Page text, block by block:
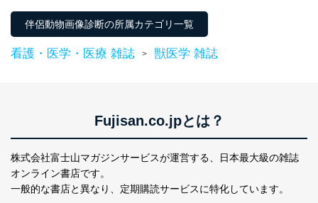
伴侶動物画像診断の所属カテゴリ一覧
看護・医学・医療 雑誌 > 獣医学 雑誌
Fujisan.co.jpとは？
株式会社富士山マガジンサービスが運営する、
日本最大級の雑誌
オンライン書店です。
一般的な書店と異なり、 定期購読サービスに特化しています。